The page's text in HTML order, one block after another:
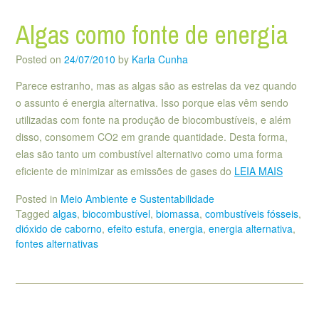
Algas como fonte de energia
Posted on 24/07/2010 by Karla Cunha
Parece estranho, mas as algas são as estrelas da vez quando
o assunto é energia alternativa. Isso porque elas vêm sendo
utilizadas com fonte na produção de biocombustíveis, e além
disso, consomem CO2 em grande quantidade. Desta forma,
elas são tanto um combustível alternativo como uma forma
eficiente de minimizar as emissões de gases do LEIA MAIS
Posted in Meio Ambiente e Sustentabilidade
Tagged algas, biocombustível, biomassa, combustíveis fósseis,
dióxido de caborno, efeito estufa, energia, energia alternativa,
fontes alternativas